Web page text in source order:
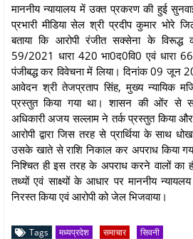
माननीय न्यायालय में उक्त प्रकरण की हुई
प्रभारी मीडिया सेल श्री प्रदीप कुमार भोरे
बताया कि आरोपी रंजीत सक्‍सेना के
59/2021 धारा 420 भा0द0वि0 एवं धारा
पंजीबद्ध कर विवेचना में लिया। दिनांक 09
आवेदन श्री तेजप्रताप सिंह, मुख्‍य न्‍यायिक
प्रस्‍तुत किया गया था। शासन की ओंर से
अधिकारी अजय सल्‍लाम ने तर्क प्रस्‍तुत किया
आरोपी द्वारा जिस तरह से प्रार्थिया के साथ
उसके खाते से राशि निकाल कर अपराध किया
निश्चित ही इस तरह के अपराध करने वालों का
तथ्‍यों एवं साक्ष्‍यों के आधार पर माननीय
निरस्‍त किया एवं आरोपी को जेल भिजवाया।
Tags मध्यप्रदेश समाचार सिवनी